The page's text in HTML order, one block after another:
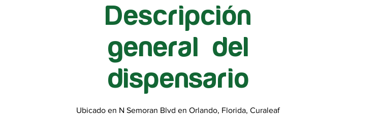
Descripción
general del
dispensario
Ubicado en N Semoran Blvd en Orlando, Florida, Curaleaf